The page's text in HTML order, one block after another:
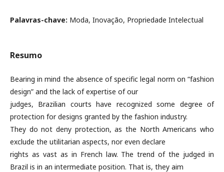
Palavras-chave: Moda, Inovação, Propriedade Intelectual
Resumo
Bearing in mind the absence of specific legal norm on “fashion
design” and the lack of expertise of our
judges, Brazilian courts have recognized some degree of
protection for designs granted by the fashion industry.
They do not deny protection, as the North Americans who
exclude the utilitarian aspects, nor even declare
rights as vast as in French law. The trend of the judged in
Brazil is in an intermediate position. That is, they aim